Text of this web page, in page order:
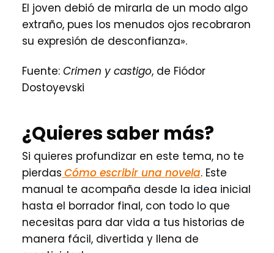
El joven debió de mirarla de un modo algo
extraño, pues los menudos ojos recobraron
su expresión de desconfianza».
Fuente: Crimen y castigo, de Fiódor
Dostoyevski
¿Quieres saber más?
Si quieres profundizar en este tema, no te
pierdas Cómo escribir una novela. Este
manual te acompaña desde la idea inicial
hasta el borrador final, con todo lo que
necesitas para dar vida a tus historias de
manera fácil, divertida y llena de